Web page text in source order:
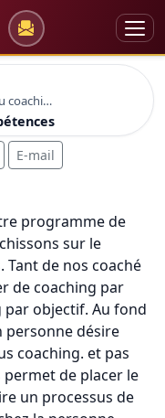
Formation au coaching par compétences
E-mail
programme de
sur le
de nos coaché
de coaching par
par objectif. Au fond
personne désire
coaching. et pas
de placer le
un processus de